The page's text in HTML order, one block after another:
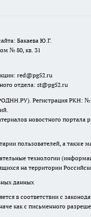
Бакаева Ю.Г.
№ 80, кв. 31
red@pg52.ru
отдела: st@pg52.ru
Регистрация РКН:
новостного
пользователей, а также
технологии
на территории
данных
в соответствии с
как с письменного